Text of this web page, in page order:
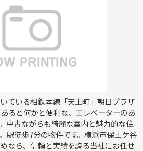
ている相鉄本線「天王町」朝日プラザ
ると何かと便利な、エレベーターのあ
中古ながらも綺麗な室内と魅力的な住
駅徒歩7分の物件です。横浜市保土ケ谷
なら、信頼と実績を誇る当社にお任せ